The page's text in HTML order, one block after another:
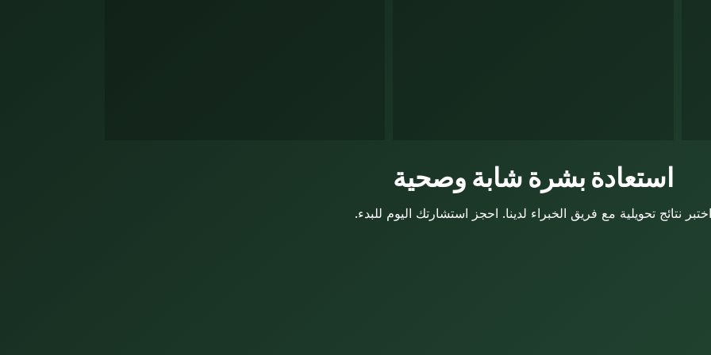
استعادة بشرة شابة وصحية
اختبر نتائج تحويلية مع فريق الخبراء لدينا. احجز استشارتك اليوم للبدء.